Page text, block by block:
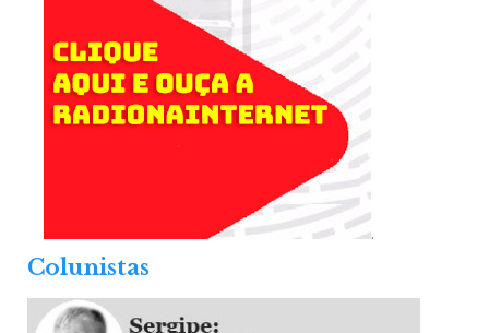
.
Colunistas